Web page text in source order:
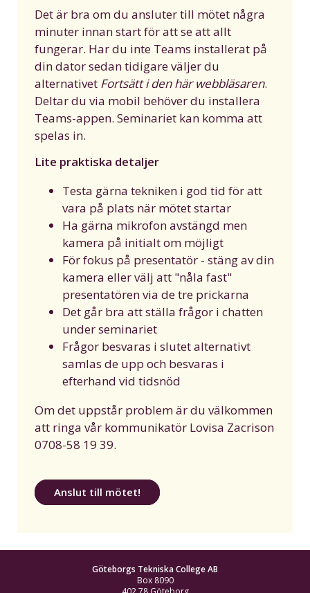
Det är bra om du ansluter till mötet några
minuter innan start för att se att allt
fungerar. Har du inte Teams installerat på
din dator sedan tidigare väljer du
alternativet Fortsätt i den här webbläsaren.
Deltar du via mobil behöver du installera
Teams-appen. Seminariet kan komma att
spelas in.
Lite praktiska detaljer
Testa gärna tekniken i god tid för att
vara på plats när mötet startar
Ha gärna mikrofon avstängd men
kamera på initialt om möjligt
För fokus på presentatör - stäng av din
kamera eller välj att "nåla fast"
presentatören via de tre prickarna
Det går bra att ställa frågor i chatten
under seminariet
Frågor besvaras i slutet alternativt
samlas de upp och besvaras i
efterhand vid tidsnöd
Om det uppstår problem är du välkommen
att ringa vår kommunikatör Lovisa Zacrison
0708-58 19 39.
Anslut till mötet!
Göteborgs Tekniska College AB
Box 8090